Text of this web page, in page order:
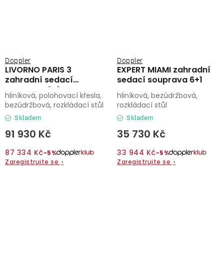
LIVORNO PARIS 3
zahradní sedací
souprava 6+1
Doppler
Skladem
91 930 Kč
87 334 Kč−5%
Zaregistrujte se ›
hliníková, polohovací křesla,
bezúdržbová, rozkládací stůl
EXPERT MIAMI zahradní
sedací souprava 6+1
Doppler
Skladem
35 730 Kč
33 944 Kč−5%
Zaregistrujte se ›
hliníková, bezúdržbová,
rozkládací stůl